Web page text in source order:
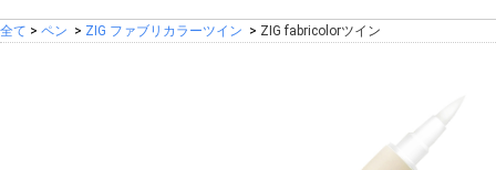
全て > ペン > ZIG ファブリカラーツイン > ZIG fabricolorツイン